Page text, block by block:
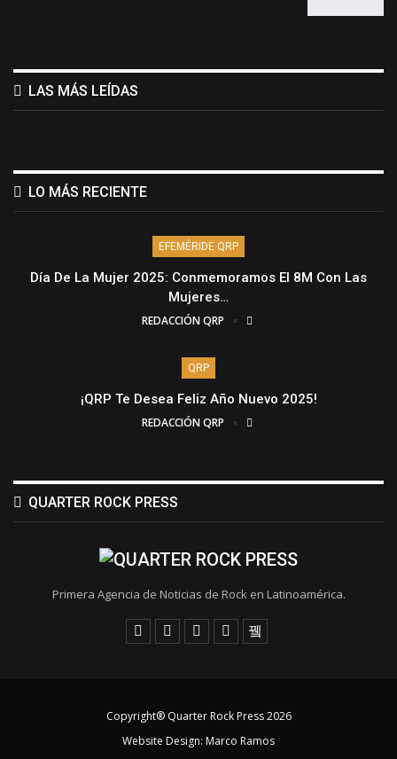
LAS MÁS LEÍDAS
LO MÁS RECIENTE
EFEMÉRIDE QRP
Día De La Mujer 2025: Conmemoramos El 8M Con Las
Mujeres…
REDACCIÓN QRP
QRP
¡QRP Te Desea Feliz Año Nuevo 2025!
REDACCIÓN QRP
QUARTER ROCK PRESS
Primera Agencia de Noticias de Rock en Latinoamérica.
Copyright® Quarter Rock Press 2026
Website Design: Marco Ramos